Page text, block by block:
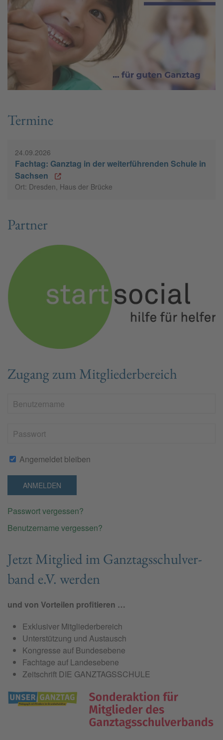
Termine
24.09.2026
Fachtag: Ganztag in der weiterführenden Schule in
Sachsen
Ort: Dresden, Haus der Brücke
Partner
Zugang zum Mitgliederbereich
Angemeldet bleiben
ANMELDEN
Passwort vergessen?
Benutzername vergessen?
Jetzt Mit­glied im Ganz­tags­schul­ver­
band e.V. wer­den
und von Vorteilen profitieren …
Exklusiver Mitgliederbereich
Unterstützung und Austausch
Kongresse auf Bundesebene
Fachtage auf Landesebene
Zeitschrift DIE GANZTAGSSCHULE